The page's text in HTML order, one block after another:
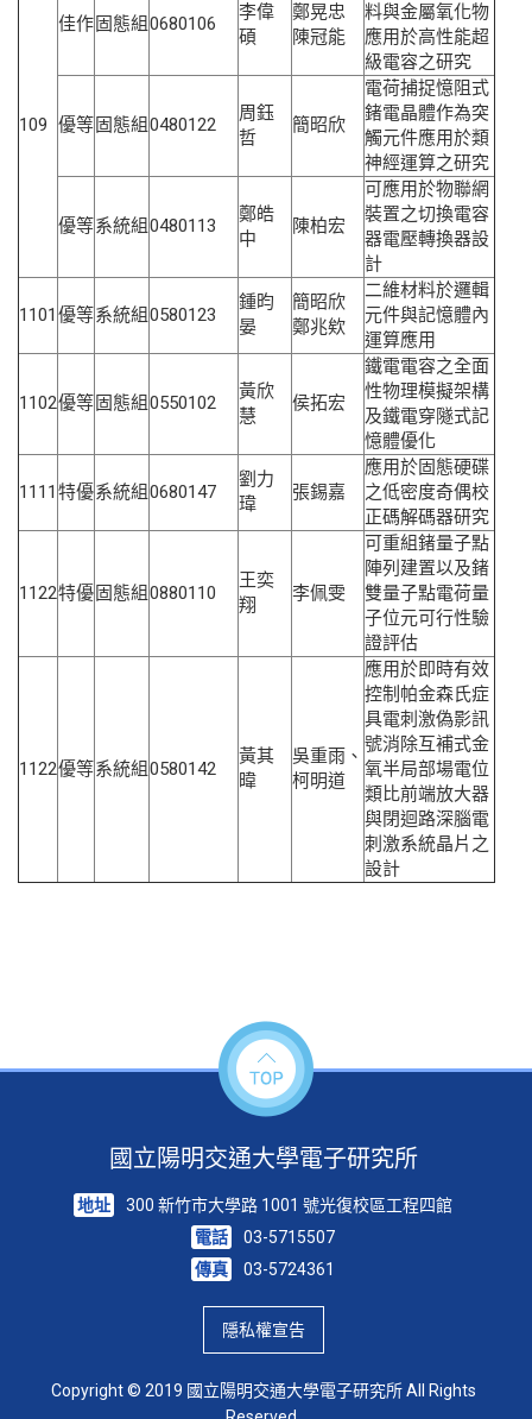
109
佳作 固態組0680106
李偉
碩
鄭晃忠
陳冠能
料與金屬氧化物
應用於高性能超
級電容之研究
優等 固態組0480122
周鈺
哲
簡昭欣
電荷捕捉憶阻式
鍺電晶體作為突
觸元件應用於類
神經運算之研究
優等系統組0480113
鄭皓
中
陳柏宏
可應用於物聯網
裝置之切換電容
器電壓轉換器設
計
1101 優等系統組0580123
鍾昀
晏
簡昭欣
鄭兆欸
二維材料於邏輯
元件與記憶體內
運算應用
1102優等 固態組0550102
黃欣
慧
侯拓宏
鐵電電容之全面
性物理模擬架構
及鐵電穿隧式記
憶體優化
1111 特優系統組0680147
劉力
瑋
張錫嘉
應用於固態硬碟
之低密度奇偶校
正碼解碼器研究
1122特優 固態組0880110
王奕
翔
李佩雯
可重組鍺量子點
陣列建置以及鍺
雙量子點電荷量
子位元可行性驗
證評估
1122優等系統組0580142
黃其
暐
吳重雨、
柯明道
應用於即時有效
控制帕金森氏症
具電刺激偽影訊
號消除互補式金
氧半局部場電位
類比前端放大器
與閉迴路深腦電
刺激系統晶片之
設計
國立陽明交通大學電子研究所
地址
300 新竹市大學路 1001 號光復校區工程四館
電話
03-5715507
傳真
03-5724361
隱私權宣告
Copyright © 2019 國立陽明交通大學電子研究所 All Rights